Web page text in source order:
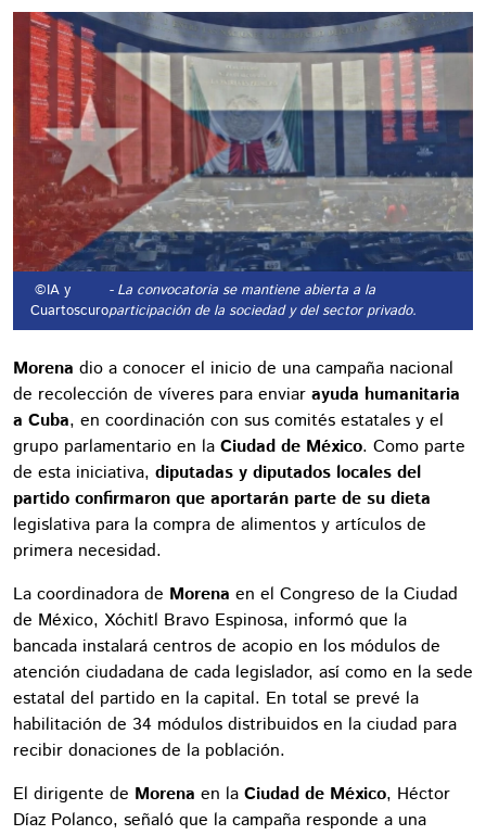
©IA y
Cuartoscuro
- La convocatoria se mantiene abierta a la
participación de la sociedad y del sector privado.
Morena dio a conocer el inicio de una campaña nacional
de recolección de víveres para enviar ayuda humanitaria
a Cuba, en coordinación con sus comités estatales y el
grupo parlamentario en la Ciudad de México. Como parte
de esta iniciativa, diputadas y diputados locales del
partido confirmaron que aportarán parte de su dieta
legislativa para la compra de alimentos y artículos de
primera necesidad.
La coordinadora de Morena en el Congreso de la Ciudad
de México, Xóchitl Bravo Espinosa, informó que la
bancada instalará centros de acopio en los módulos de
atención ciudadana de cada legislador, así como en la sede
estatal del partido en la capital. En total se prevé la
habilitación de 34 módulos distribuidos en la ciudad para
recibir donaciones de la población.
El dirigente de Morena en la Ciudad de México, Héctor
Díaz Polanco, señaló que la campaña responde a una